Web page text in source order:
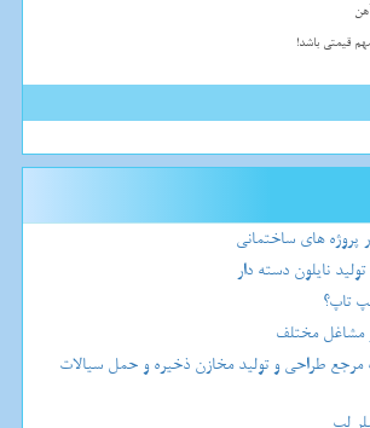
قیمتی باشد!
پروژه های ساختمانی
نایلون دسته دار
تاپ؟
مشاغل مختلف
طراحی و تولید مخازن ذخیره و حمل سیالات